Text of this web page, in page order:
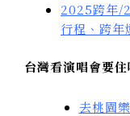
2025跨年/
行程、跨年
台灣看演唱會要
去桃園